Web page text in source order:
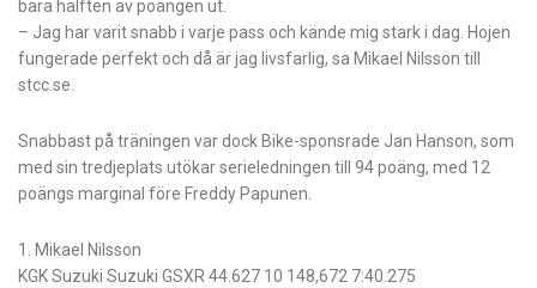
bara hälften av poängen ut.
– Jag har varit snabb i varje pass och kände mig stark i dag. Hojen
fungerade perfekt och då är jag livsfarlig, sa Mikael Nilsson till
stcc.se.
Snabbast på träningen var dock Bike-sponsrade Jan Hanson, som
med sin tredjeplats utökar serieledningen till 94 poäng, med 12
poängs marginal före Freddy Papunen.
1. Mikael Nilsson
KGK Suzuki Suzuki GSXR 44.627 10 148,672 7:40.275